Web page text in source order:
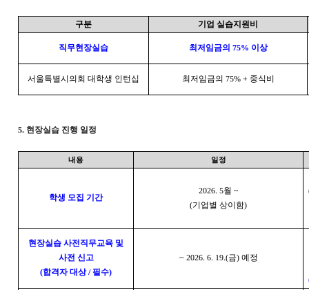
구분 기업 실습지원비
직무현장실습 최저임금의 75% 이상
서울특별시의회 대학생 인턴십 최저임금의 75% + 중식비
5. 현장실습 진행 일정
내용 일정
학생 모집 기간
2026. 5월 ~
(기업별 상이함)
현장실습 사전직무교육 및
사전 신고
(합격자 대상/ 필수)
~ 2026. 6. 19.(금) 예정